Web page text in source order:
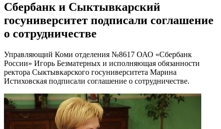
Сбербанк и Сыктывкарский
госуниверситет подписали соглашение
о сотрудничестве
Управляющий Коми отделения №8617 ОАО «Сбербанк
России» Игорь Безматерных и исполняющая обязанности
ректора Сыктывкарского госуниверситета Марина
Истиховская подписали соглашение о сотрудничестве.